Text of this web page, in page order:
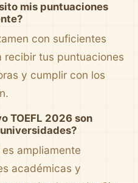
mis puntuaciones
con suficientes
tus puntuaciones
y cumplir con los
TOEFL 2026 son
ampliamente
académicas y